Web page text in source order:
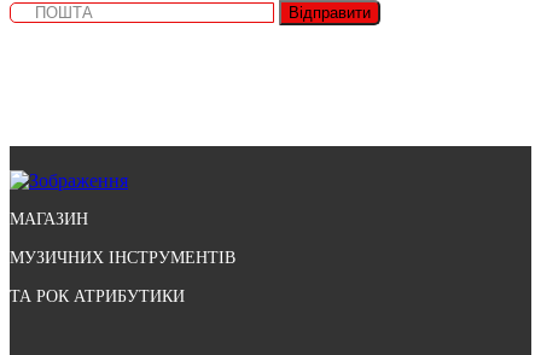
Відправити
МАГАЗИН
МУЗИЧНИХ ІНСТРУМЕНТІВ
ТА РОК АТРИБУТИКИ